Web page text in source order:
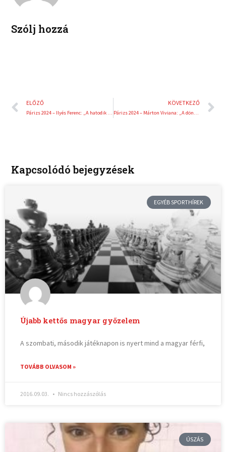
n
Szólj hozzá
Előző
ELŐZŐ
Párizs 2024 – Ilyés Ferenc: „A hatodik hely bizakodásra ad okot”
KÖVETKEZŐ
Párizs 2024 – Márton Viviana: „A döntő volt a legkönnyebb”
Kapcsolódó bejegyzések
EGYÉB SPORTHÍREK
Újabb kettős magyar győzelem
A szombati, második játéknapon is nyert mind a magyar férfi,
TOVÁBB OLVASOM »
2016.09.03. Nincs hozzászólás
ÚSZÁS